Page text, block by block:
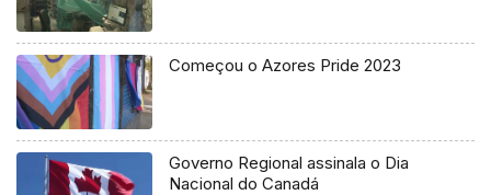
Começou o Azores Pride 2023
Governo Regional assinala o Dia
Nacional do Canadá